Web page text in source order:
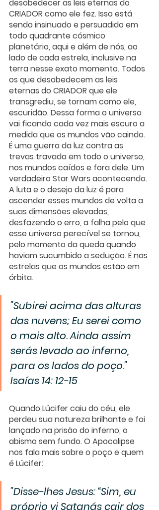
desobedecer as leis eternas do
CRIADOR como ele fez. Isso está
sendo insinuado e persuadido em
todo quadrante cósmico
planetário, aqui e além de nós, ao
lado de cada estrela, inclusive na
terra nesse exato momento. Todos
os que desobedecem as leis
eternas do CRIADOR que ele
transgrediu, se tornam como ele,
escuridão. Dessa forma o universo
vai ficando cada vez mais escuro a
medida que os mundos vão caindo.
É uma guerra da luz contra as
trevas travada em todo o universo,
nos mundos caídos e fora dele. Um
verdadeiro Star Wars acontecendo.
A luta e o desejo da luz é para
ascender esses mundos de volta a
suas dimensões elevadas,
desfazendo o erro, a falha pelo que
esse universo perecível se tornou,
pelo momento da queda quando
haviam sucumbido a sedução. É nas
estrelas que os mundos estão em
órbita.
"Subirei acima das alturas
das nuvens; Eu serei como
o mais alto. Ainda assim
serás levado ao inferno,
para os lados do poço."
Isaías 14: 12-15
Quando Lúcifer caiu do céu, ele
perdeu sua natureza brilhante e foi
lançado na prisão do inferno, o
abismo sem fundo. O Apocalipse
nos fala mais sobre o poço e quem
é Lúcifer:
"Disse-lhes Jesus: “Sim, eu
próprio vi Satanás cair dos